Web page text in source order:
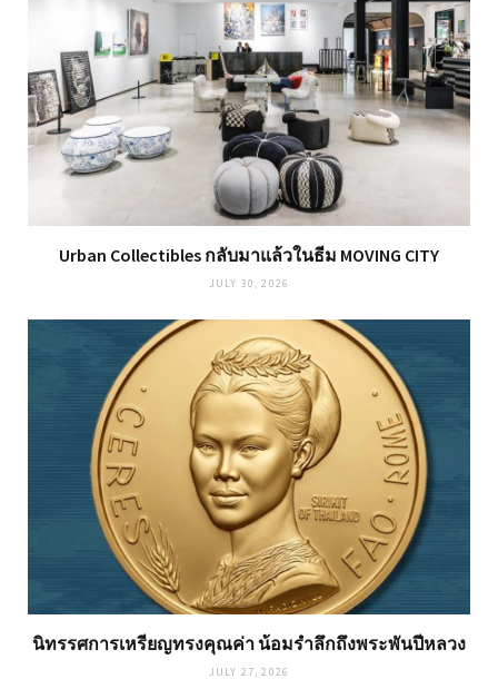
Urban Collectibles กลับมาแล้วในธีม MOVING CITY
JULY 30, 2026
นิทรรศการเหรียญทรงคุณค่า น้อมรำลึกถึงพระพันปีหลวง
JULY 27, 2026